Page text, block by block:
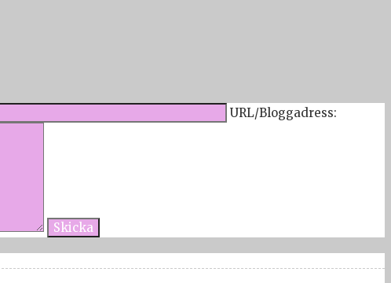
URL/Bloggadress: